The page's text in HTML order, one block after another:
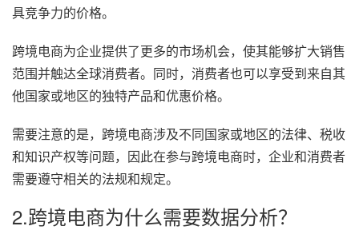
具竞争力的价格。
跨境电商为企业提供了更多的市场机会，使其能够扩大销售
范围并触达全球消费者。同时，消费者也可以享受到来自其
他国家或地区的独特产品和优惠价格。
需要注意的是，跨境电商涉及不同国家或地区的法律、税收
和知识产权等问题，因此在参与跨境电商时，企业和消费者
需要遵守相关的法规和规定。
2.跨境电商为什么需要数据分析？